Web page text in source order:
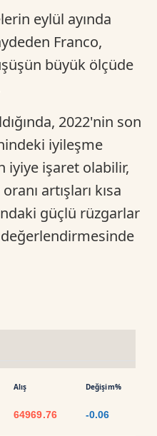
eylül ayında
Franco,
büyük ölçüde
2022'nin son
iyileşme
iyiye işaret olabilir,
artışları kısa
güçlü rüzgarlar
Alış Değişim%
64969.76 -0.06